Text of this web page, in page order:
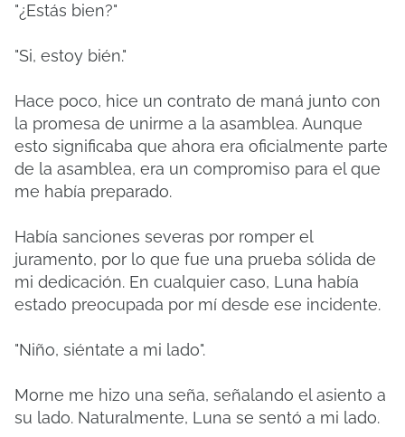
"¿Estás bien?"
"Si, estoy bién."
Hace poco, hice un contrato de maná junto con
la promesa de unirme a la asamblea. Aunque
esto significaba que ahora era oficialmente parte
de la asamblea, era un compromiso para el que
me había preparado.
Había sanciones severas por romper el
juramento, por lo que fue una prueba sólida de
mi dedicación. En cualquier caso, Luna había
estado preocupada por mí desde ese incidente.
"Niño, siéntate a mi lado".
Morne me hizo una seña, señalando el asiento a
su lado. Naturalmente, Luna se sentó a mi lado.